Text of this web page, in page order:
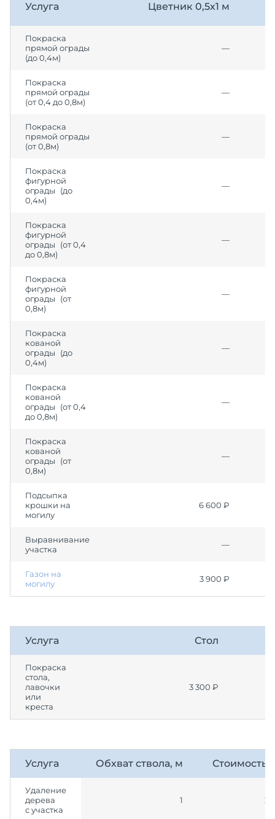
Услуга Цветник 0,5х1 м
Покраска
прямой ограды
(до 0,4м)
—
Покраска
прямой ограды
(от 0,4 до 0,8м)
—
Покраска
прямой ограды
(от 0,8м)
—
Покраска
фигурной
ограды (до
0,4м)
—
Покраска
фигурной
ограды (от 0,4
до 0,8м)
—
Покраска
фигурной
ограды (от
0,8м)
—
Покраска
кованой
ограды (до
0,4м)
—
Покраска
кованой
ограды (от 0,4
до 0,8м)
—
Покраска
кованой
ограды (от
0,8м)
—
Подсыпка
крошки на
могилу
6 600 ₽
Выравнивание
участка
—
Газон на
могилу
3 900 ₽
Услуга Стол
Покраска
стола,
лавочки
или
креста
3 300 ₽
Услуга Обхват ствола, м Стоимость
Удаление
дерева
с участка
1